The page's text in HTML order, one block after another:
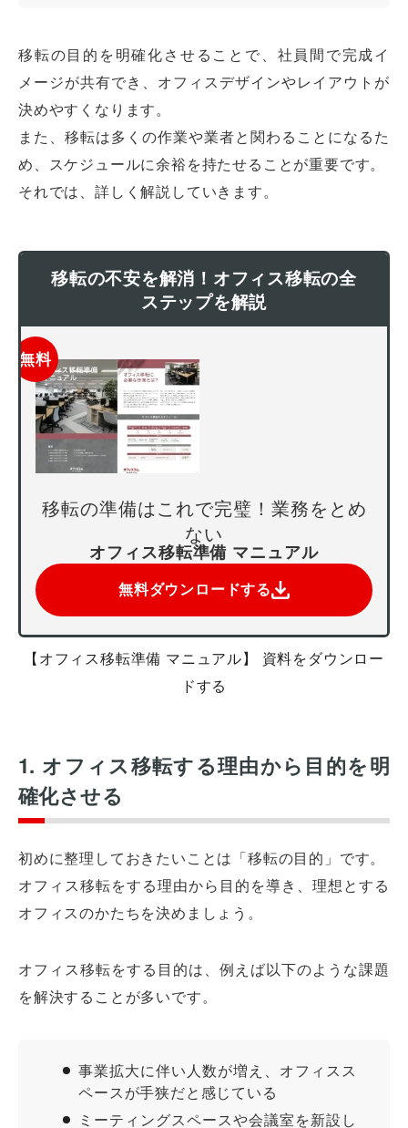
移転の目的を明確化させることで、社員間で完成イ
メージが共有でき、オフィスデザインやレイアウトが
決めやすくなります。
また、移転は多くの作業や業者と関わることになるた
め、スケジュールに余裕を持たせることが重要です。
それでは、詳しく解説していきます。
移転の不安を解消！オフィス移転の全
ステップを解説
無料
移転の準備はこれで完璧！業務をとめ
ない
オフィス移転準備 マニュアル
無料ダウンロードする
【オフィス移転準備 マニュアル】 資料をダウンロー
ドする
1. オフィス移転する理由から目的を明
確化させる
初めに整理しておきたいことは「移転の目的」です。
オフィス移転をする理由から目的を導き、理想とする
オフィスのかたちを決めましょう。
オフィス移転をする目的は、例えば以下のような課題
を解決することが多いです。
事業拡大に伴い人数が増え、オフィスス
ペースが手狭だと感じている
ミーティングスペースや会議室を新設し